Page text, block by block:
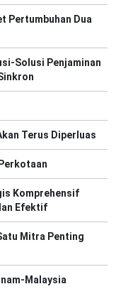
Pertumbuhan Dua
Solusi Penjaminan
Terus Diperluas
Komprehensif
Efektif
Mitra Penting
Malaysia